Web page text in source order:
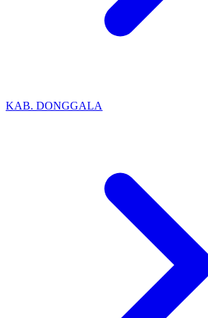
KAB. DONGGALA